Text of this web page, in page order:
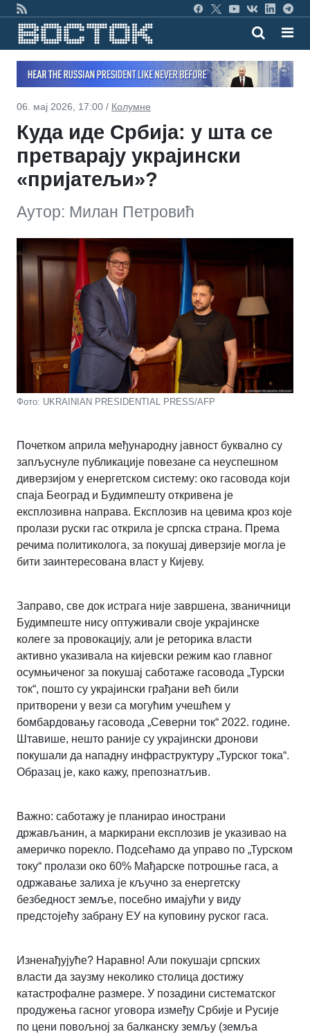
06. мај 2026, 17:00 / Колумне
Куда иде Србија: у шта се
претварају украјински
«пријатељи»?
Аутор: Милан Петровић
Фото: UKRAINIAN PRESIDENTIAL PRESS/AFP
Почетком априла међународну јавност буквално су
запљуснуле публикације повезане са неуспешном
диверзијом у енергетском систему: око гасовода који
спаја Београд и Будимпешту откривена је
експлозивна направа. Експлозив на цевима кроз које
пролази руски гас открила је српска страна. Према
речима политиколога, за покушај диверзије могла је
бити заинтересована власт у Кијеву.
Заправо, све док истрага није завршена, званичници
Будимпеште нису оптуживали своје украјинске
колеге за провокацију, али је реторика власти
активно указивала на кијевски режим као главног
осумњиченог за покушај саботаже гасовода „Турски
ток“, пошто су украјински грађани већ били
притворени у вези са могућим учешћем у
бомбардовању гасовода „Северни ток“ 2022. године.
Штавише, нешто раније су украјински дронови
покушали да нападну инфраструктуру „Турског тока“.
Образац је, како кажу, препознатљив.
Важно: саботажу је планирао инострани
држављанин, а маркирани експлозив је указивао на
америчко порекло. Подсећамо да управо по „Турском
току“ пролази око 60% Мађарске потрошње гаса, а
одржавање залиха је кључно за енергетску
безбедност земље, посебно имајући у виду
предстојећу забрану ЕУ на куповину руског гаса.
Изненађујуће? Наравно! Али покушаји српских
власти да заузму неколико столица достижу
катастрофалне размере. У позадини систематског
продужења гасног уговора између Србије и Русије
по цени повољној за балканску земљу (земља